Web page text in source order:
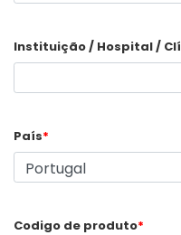
Instituição / Hospital /
País*
Codigo de produto*